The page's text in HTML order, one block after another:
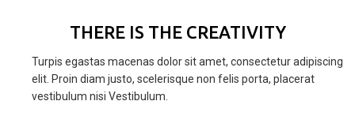
THERE IS THE CREATIVITY
Turpis egastas macenas dolor sit amet, consectetur adipiscing
elit. Proin diam justo, scelerisque non felis porta, placerat
vestibulum nisi Vestibulum.